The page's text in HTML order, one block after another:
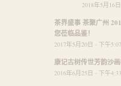
2018年5月16
茶界盛事 茶聚广州
您莅临品鉴！
2017年5月20日 - 下午5:07
康记古树传世芳韵沙
2016年6月25日 - 下午4:33